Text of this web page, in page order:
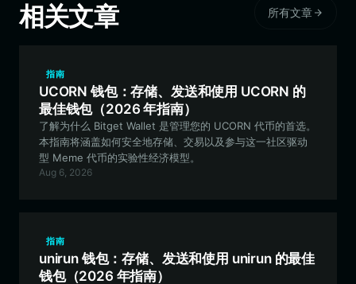
相关文章 所有文章
指南
UCORN 钱包：存储、发送和使用 UCORN 的
最佳钱包（2026 年指南）
了解为什么 Bitget Wallet 是管理您的 UCORN 代币的首选。
本指南将涵盖如何安全地存储、交易以及参与这一社区驱动
型 Meme 代币的实验性经济模型。
Aug 6, 2026
指南
unirun 钱包：存储、发送和使用 unirun 的最佳
钱包（2026 年指南）